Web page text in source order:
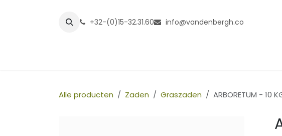
+32-(0)15-32.31.60 info@vandenbergh.co
Alle producten Zaden Graszaden ARBORETUM - 10